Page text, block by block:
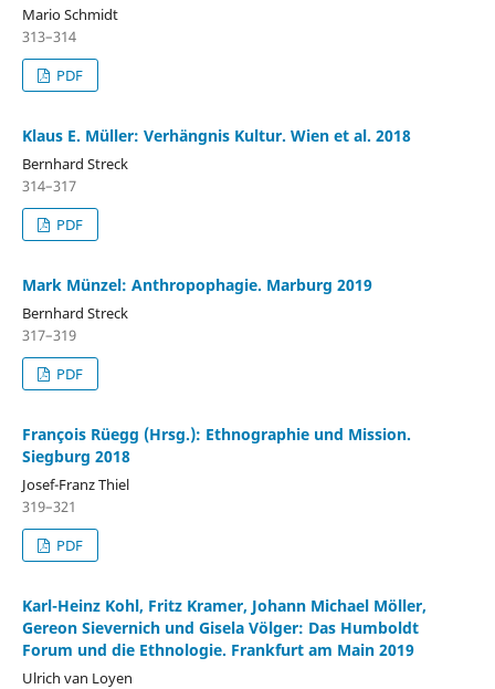
Mario Schmidt
313–314
PDF
Klaus E. Müller: Verhängnis Kultur. Wien et al. 2018
Bernhard Streck
314–317
PDF
Mark Münzel: Anthropophagie. Marburg 2019
Bernhard Streck
317–319
PDF
François Rüegg (Hrsg.): Ethnographie und Mission.
Siegburg 2018
Josef-Franz Thiel
319–321
PDF
Karl-Heinz Kohl, Fritz Kramer, Johann Michael Möller,
Gereon Sievernich und Gisela Völger: Das Humboldt
Forum und die Ethnologie. Frankfurt am Main 2019
Ulrich van Loyen